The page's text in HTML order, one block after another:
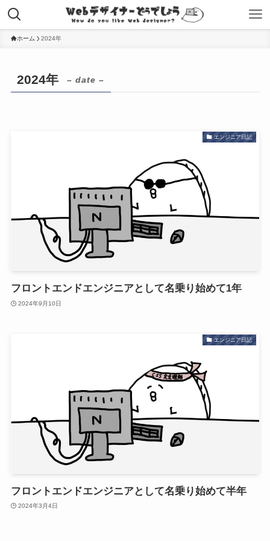
ホーム 2024年
2024年 – date –
エンジニア日記
フロントエンドエンジニアとして名乗り始めて1年
2024年9月10日
エンジニア日記
フロントエンドエンジニアとして名乗り始めて半年
2024年3月4日